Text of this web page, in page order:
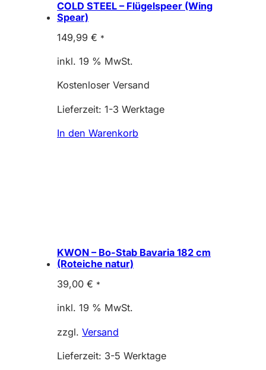
COLD STEEL – Flügelspeer (Wing
Spear)
149,99 € *
inkl. 19 % MwSt.
Kostenloser Versand
Lieferzeit: 1-3 Werktage
In den Warenkorb
KWON – Bo-Stab Bavaria 182 cm
(Roteiche natur)
39,00 € *
inkl. 19 % MwSt.
zzgl. Versand
Lieferzeit: 3-5 Werktage